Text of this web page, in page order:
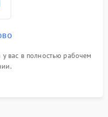
вас в полностью рабочем